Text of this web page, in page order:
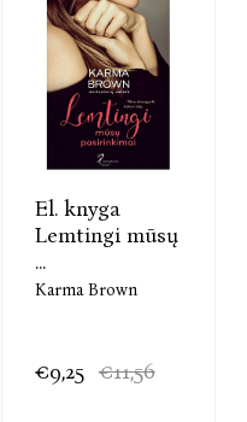
El. knyga
Lemtingi mūsų
...
Karma Brown
€9,25 €11,56